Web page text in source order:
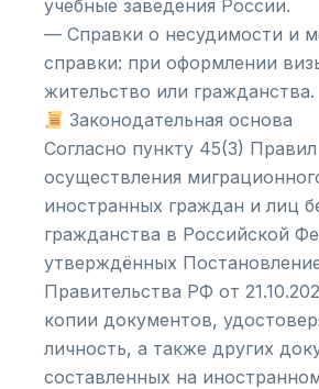
учебные заведения России.
— Справки о несудимости и
справки: при оформлении
жительство или гражданства.
Законодательная основа
Согласно пункту 45(3) Правил
осуществления
иностранных граждан и лиц
гражданства в Российской
утверждённых
Правительства РФ от
копии документов,
личность, а также других
составленных на